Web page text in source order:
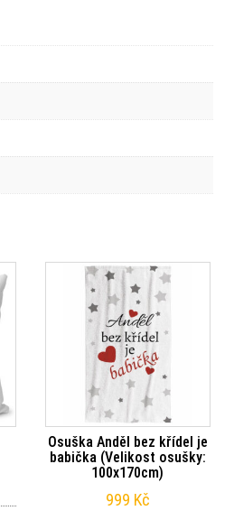
Osuška Anděl bez křídel je
babička (Velikost osušky:
100x170cm)
999 Kč